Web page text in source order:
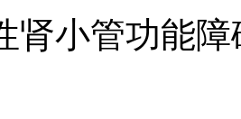
肾小管功能